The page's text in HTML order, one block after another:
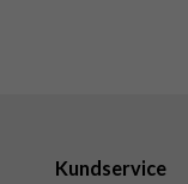
Kundservice